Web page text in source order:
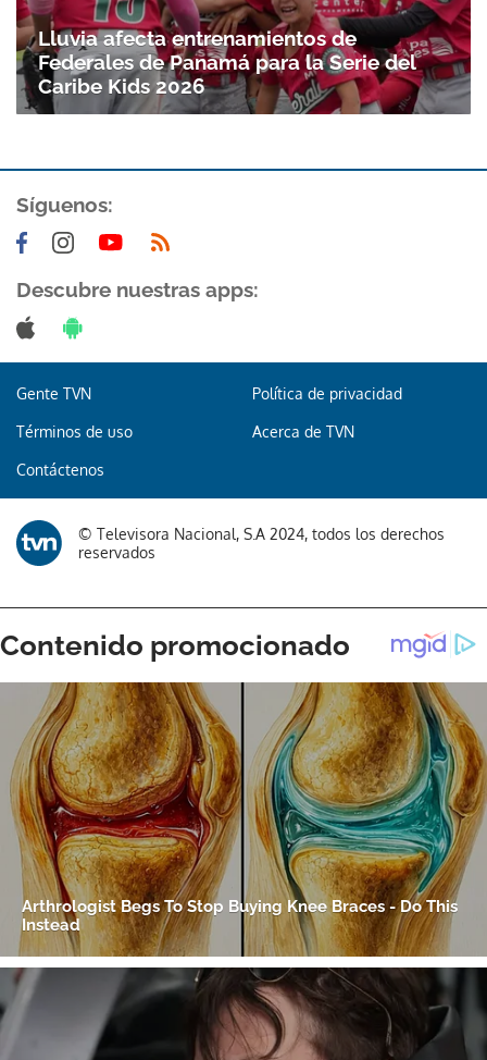
Gracias por suscribirte a nuestro boletín.
ACEPTAR
Lluvia afecta entrenamientos de
Federales de Panamá para la Serie del
Caribe Kids 2026
Síguenos:
Descubre nuestras apps:
Gente TVN Política de privacidad
Términos de uso Acerca de TVN
Contáctenos
© Televisora Nacional, S.A 2024, todos los derechos
reservados